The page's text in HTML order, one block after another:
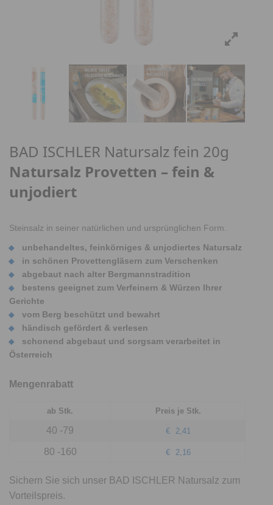
BAD ISCHLER Natursalz fein 20g
Natursalz Provetten – fein &
unjodiert
Steinsalz in seiner natürlichen und ursprünglichen Form.
unbehandeltes, feinkörniges & unjodiertes Natursalz
in schönen Provettengläsern zum Verschenken
abgebaut nach alter Bergmannstradition
bestens geeignet zum Verfeinern & Würzen Ihrer
Gerichte
vom Berg beschützt und bewahrt
händisch gefördert & verlesen
schonend abgebaut und sorgsam verarbeitet in
Österreich
Mengenrabatt
ab Stk. Preis je Stk.
40 -79 € 2,41
80 -160 € 2,16
Sichern Sie sich unser BAD ISCHLER Natursalz zum
Vorteilspreis.